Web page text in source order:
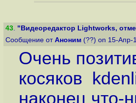
43. "Видеоредактор Lightworks,
Сообщение от Аноним (??) on 15-Апр-
Очень
косяков
наконец что-